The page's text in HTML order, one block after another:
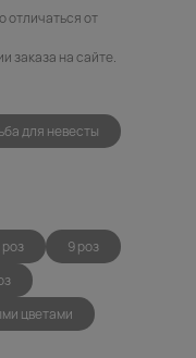
отличаться от
заказа на сайте.
для невесты
роз
9 роз
цветами